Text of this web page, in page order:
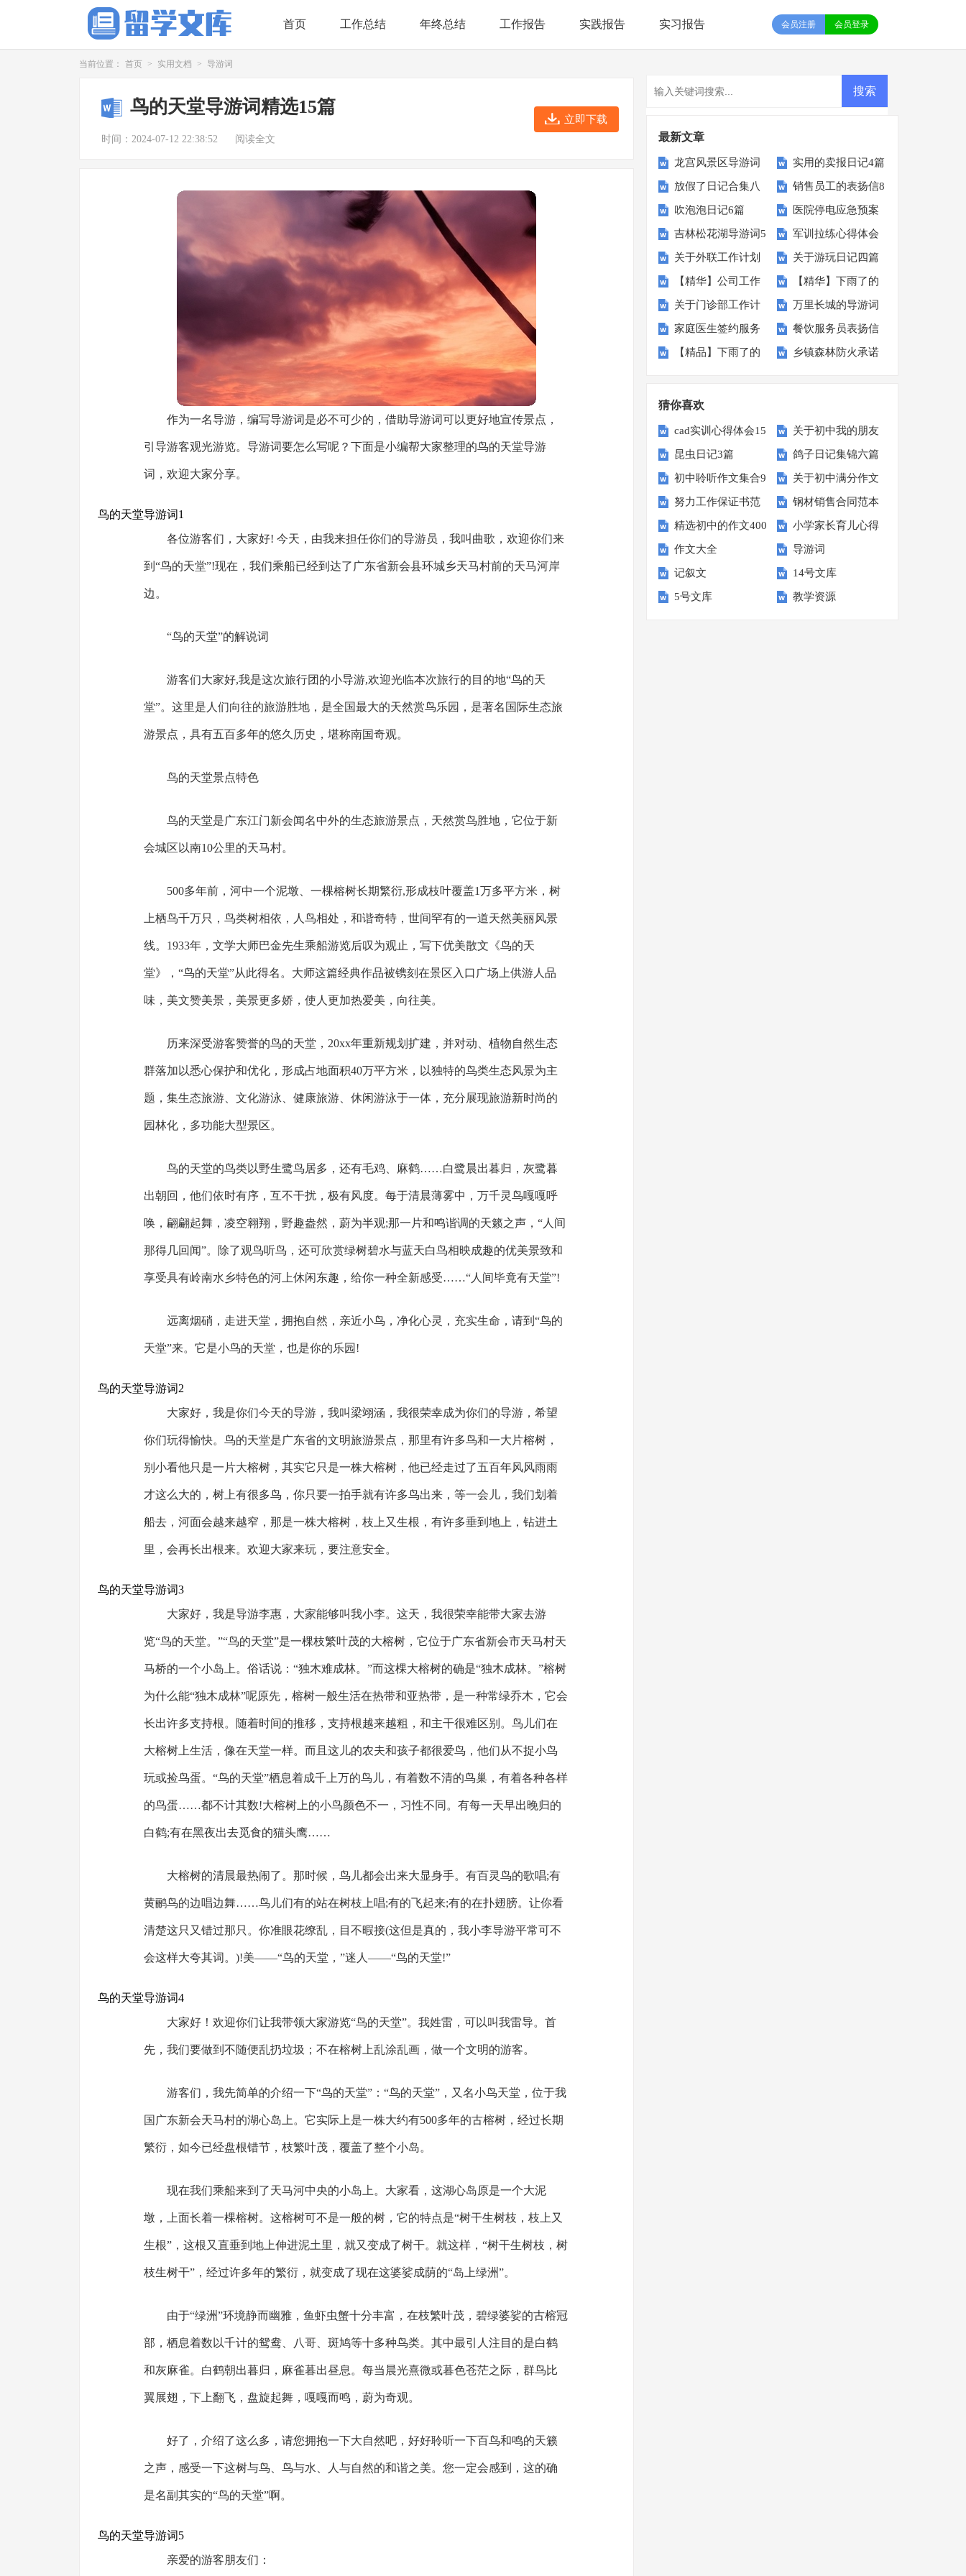
首页 工作总结 年终总结 工作报告 实践报告 实习报告 会员登录
会员注册
当前位置： 首页 > 实用文档 > 导游词
鸟的天堂导游词精选15篇
时间：2024-07-12 22:38:52 阅读全文
立即下载
作为一名导游，编写导游词是必不可少的，借助导游词可以更好地宣传景点，
引导游客观光游览。导游词要怎么写呢？下面是小编帮大家整理的鸟的天堂导游
词，欢迎大家分享。
鸟的天堂导游词1
各位游客们，大家好! 今天，由我来担任你们的导游员，我叫曲歌，欢迎你们来
到“鸟的天堂”!现在，我们乘船已经到达了广东省新会县环城乡天马村前的天马河岸
边。
“鸟的天堂”的解说词
游客们大家好,我是这次旅行团的小导游,欢迎光临本次旅行的目的地“鸟的天
堂”。这里是人们向往的旅游胜地，是全国最大的天然赏鸟乐园，是著名国际生态旅
游景点，具有五百多年的悠久历史，堪称南国奇观。
鸟的天堂景点特色
鸟的天堂是广东江门新会闻名中外的生态旅游景点，天然赏鸟胜地，它位于新
会城区以南10公里的天马村。
500多年前，河中一个泥墩、一棵榕树长期繁衍,形成枝叶覆盖1万多平方米，树
上栖鸟千万只，鸟类树相依，人鸟相处，和谐奇特，世间罕有的一道天然美丽风景
线。1933年，文学大师巴金先生乘船游览后叹为观止，写下优美散文《鸟的天
堂》，“鸟的天堂”从此得名。大师这篇经典作品被镌刻在景区入口广场上供游人品
味，美文赞美景，美景更多娇，使人更加热爱美，向往美。
历来深受游客赞誉的鸟的天堂，20xx年重新规划扩建，并对动、植物自然生态
群落加以悉心保护和优化，形成占地面积40万平方米，以独特的鸟类生态风景为主
题，集生态旅游、文化游泳、健康旅游、休闲游泳于一体，充分展现旅游新时尚的
园林化，多功能大型景区。
鸟的天堂的鸟类以野生鹭鸟居多，还有毛鸡、麻鹤……白鹭晨出暮归，灰鹭暮
出朝回，他们依时有序，互不干扰，极有风度。每于清晨薄雾中，万千灵鸟嘎嘎呼
唤，翩翩起舞，凌空翱翔，野趣盎然，蔚为半观;那一片和鸣谐调的天籁之声，“人间
那得几回闻”。除了观鸟听鸟，还可欣赏绿树碧水与蓝天白鸟相映成趣的优美景致和
享受具有岭南水乡特色的河上休闲东趣，给你一种全新感受……“人间毕竟有天堂”!
远离烟硝，走进天堂，拥抱自然，亲近小鸟，净化心灵，充实生命，请到“鸟的
天堂”来。它是小鸟的天堂，也是你的乐园!
鸟的天堂导游词2
大家好，我是你们今天的导游，我叫梁翊涵，我很荣幸成为你们的导游，希望
你们玩得愉快。鸟的天堂是广东省的文明旅游景点，那里有许多鸟和一大片榕树，
别小看他只是一片大榕树，其实它只是一株大榕树，他已经走过了五百年风风雨雨
才这么大的，树上有很多鸟，你只要一拍手就有许多鸟出来，等一会儿，我们划着
船去，河面会越来越窄，那是一株大榕树，枝上又生根，有许多垂到地上，钻进土
里，会再长出根来。欢迎大家来玩，要注意安全。
鸟的天堂导游词3
大家好，我是导游李惠，大家能够叫我小李。这天，我很荣幸能带大家去游
览“鸟的天堂。”“鸟的天堂”是一棵枝繁叶茂的大榕树，它位于广东省新会市天马村天
马桥的一个小岛上。俗话说：“独木难成林。”而这棵大榕树的确是“独木成林。”榕树
为什么能“独木成林”呢原先，榕树一般生活在热带和亚热带，是一种常绿乔木，它会
长出许多支持根。随着时间的推移，支持根越来越粗，和主干很难区别。鸟儿们在
大榕树上生活，像在天堂一样。而且这儿的农夫和孩子都很爱鸟，他们从不捉小鸟
玩或捡鸟蛋。“鸟的天堂”栖息着成千上万的鸟儿，有着数不清的鸟巢，有着各种各样
的鸟蛋……都不计其数!大榕树上的小鸟颜色不一，习性不同。有每一天早出晚归的
白鹤;有在黑夜出去觅食的猫头鹰……
大榕树的清晨最热闹了。那时候，鸟儿都会出来大显身手。有百灵鸟的歌唱;有
黄鹂鸟的边唱边舞……鸟儿们有的站在树枝上唱;有的飞起来;有的在扑翅膀。让你看
清楚这只又错过那只。你准眼花缭乱，目不暇接(这但是真的，我小李导游平常可不
会这样大夸其词。)!美——“鸟的天堂，”迷人——“鸟的天堂!”
鸟的天堂导游词4
大家好！欢迎你们让我带领大家游览“鸟的天堂”。我姓雷，可以叫我雷导。首
先，我们要做到不随便乱扔垃圾；不在榕树上乱涂乱画，做一个文明的游客。
游客们，我先简单的介绍一下“鸟的天堂”：“鸟的天堂”，又名小鸟天堂，位于我
国广东新会天马村的湖心岛上。它实际上是一株大约有500多年的古榕树，经过长期
繁衍，如今已经盘根错节，枝繁叶茂，覆盖了整个小岛。
现在我们乘船来到了天马河中央的小岛上。大家看，这湖心岛原是一个大泥
墩，上面长着一棵榕树。这榕树可不是一般的树，它的特点是“树干生树枝，枝上又
生根”，这根又直垂到地上伸进泥土里，就又变成了树干。就这样，“树干生树枝，树
枝生树干”，经过许多年的繁衍，就变成了现在这婆娑成荫的“岛上绿洲”。
由于“绿洲”环境静而幽雅，鱼虾虫蟹十分丰富，在枝繁叶茂，碧绿婆娑的古榕冠
部，栖息着数以千计的鸳鸯、八哥、斑鸠等十多种鸟类。其中最引人注目的是白鹤
和灰麻雀。白鹤朝出暮归，麻雀暮出昼息。每当晨光熹微或暮色苍茫之际，群鸟比
翼展翅，下上翻飞，盘旋起舞，嘎嘎而鸣，蔚为奇观。
好了，介绍了这么多，请您拥抱一下大自然吧，好好聆听一下百鸟和鸣的天籁
之声，感受一下这树与鸟、鸟与水、人与自然的和谐之美。您一定会感到，这的确
是名副其实的“鸟的天堂”啊。
鸟的天堂导游词5
亲爱的游客朋友们：
最新文章
龙宫风景区导游词 实用的卖报日记4篇
放假了日记合集八
篇
销售员工的表扬信8
篇
吹泡泡日记6篇 医院停电应急预案
14篇
吉林松花湖导游词5
篇
军训拉练心得体会
通用15篇
关于外联工作计划
锦集6篇
关于游玩日记四篇
【精华】公司工作
计划集锦八篇
【精华】下雨了的
日记四篇
关于门诊部工作计
划四篇
万里长城的导游词
(15篇)
家庭医生签约服务
工作总结
餐饮服务员表扬信
10篇
【精品】下雨了的 乡镇森林防火承诺
猜你喜欢
cad实训心得体会15
篇
关于初中我的朋友
作文300字4篇
昆虫日记3篇 鸽子日记集锦六篇
初中聆听作文集合9
篇
关于初中满分作文
集锦8篇
努力工作保证书范
文
钢材销售合同范本
精选初中的作文400
字汇编八篇
小学家长育儿心得
体会
作文大全 导游词
记叙文 14号文库
5号文库 教学资源